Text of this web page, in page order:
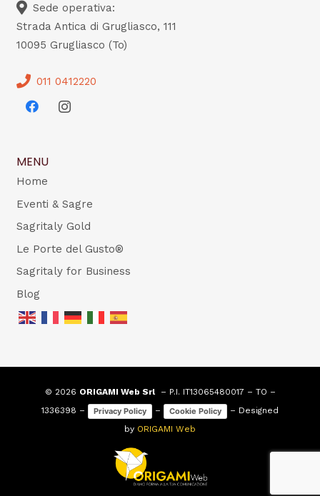
Sede operativa:
Strada Antica di Grugliasco, 111
10095 Grugliasco (To)
011 0412220
MENU
Home
Eventi & Sagre
Sagritaly Gold
Le Porte del Gusto®
Sagritaly for Business
Blog
© 2026 ORIGAMI Web Srl– P.I. IT13065480017 – TO –
1336398 –
Privacy Policy – Cookie Policy
– Designed
by ORIGAMI Web